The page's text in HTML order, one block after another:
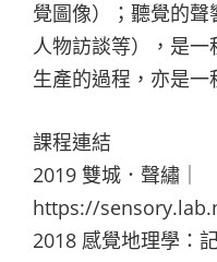
覺圖像）；聽覺的聲
人物訪談等），是
生產的過程，亦是一
課程連結
2019 雙城．聲繡｜
https://
2018 感覺地理學：